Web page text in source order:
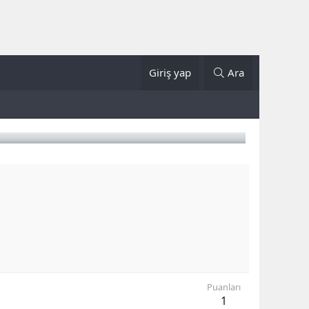
Giriş yap Ara
Puanları
1